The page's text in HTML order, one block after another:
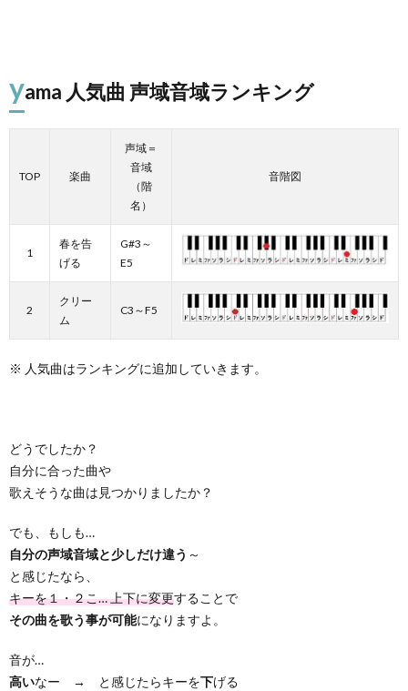
yama 人気曲 声域音域ランキング
TOP 楽曲
声域＝
音域
（階
名）
音階図
1
春を告
げる
G#3～
E5
2
クリー
ム
C3～F5
※ 人気曲はランキングに追加していきます。
どうでしたか？
自分に合った曲や
歌えそうな曲は見つかりましたか？
でも、もしも…
自分の声域音域と少しだけ違う ～
と感じたなら、
キーを１・２こ… 上下に変更することで
その曲を歌う事が可能になりますよ。
音が…
高いなー → と感じたらキーを下げる